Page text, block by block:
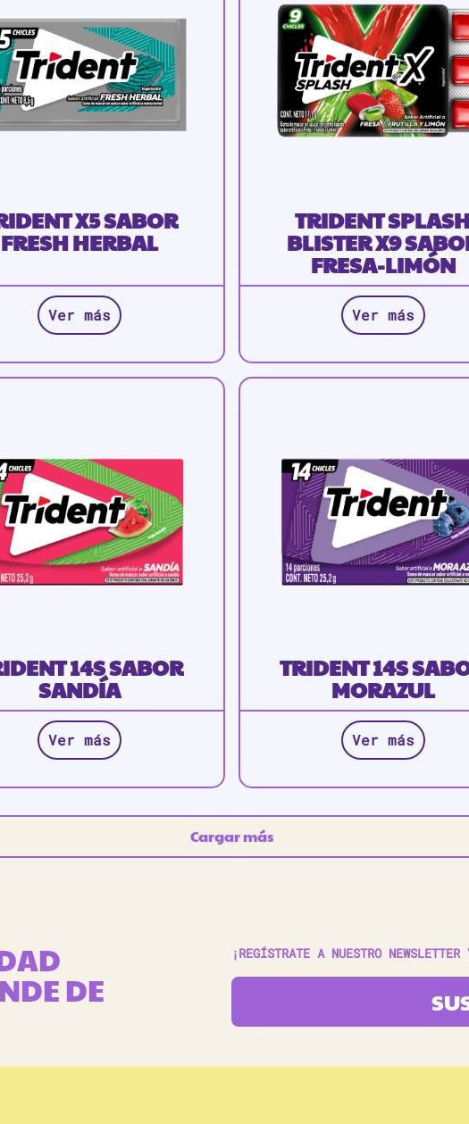
X5 SABOR
FRESH HERBAL
Ver más
TRIDENT
BLISTER X9
FRESA-LIMÓN
Ver más
14S SABOR
SANDÍA
Ver más
TRIDENT 14S
MORAZUL
Ver más
Cargar más
DE
¡REGÍSTRATE A NUESTRO